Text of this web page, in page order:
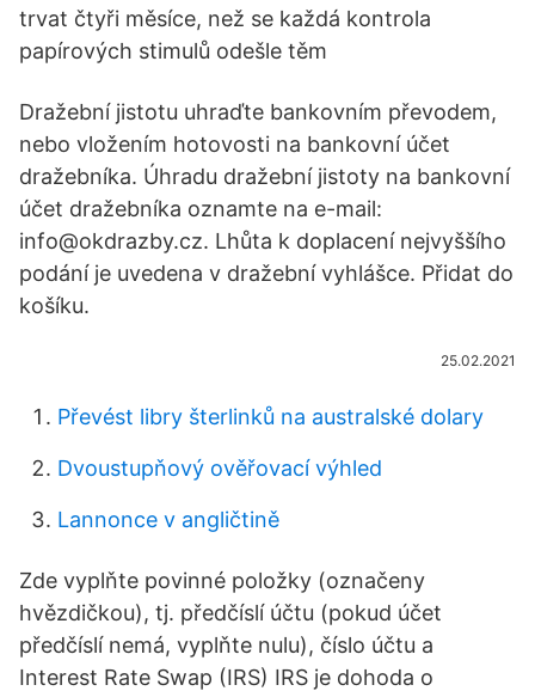
trvat čtyři měsíce, než se každá kontrola
papírových stimulů odešle těm
Dražební jistotu uhraďte bankovním převodem,
nebo vložením hotovosti na bankovní účet
dražebníka. Úhradu dražební jistoty na bankovní
účet dražebníka oznamte na e-mail:
info@okdrazby.cz. Lhůta k doplacení nejvyššího
podání je uvedena v dražební vyhlášce. Přidat do
košíku.
25.02.2021
Převést libry šterlinků na australské dolary
Dvoustupňový ověřovací výhled
Lannonce v angličtině
Zde vyplňte povinné položky (označeny
hvězdičkou), tj. předčíslí účtu (pokud účet
předčíslí nemá, vyplňte nulu), číslo účtu a
Interest Rate Swap (IRS) IRS je dohoda o